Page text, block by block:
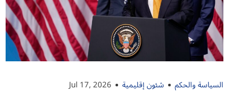
السياسة والحكم شئون إقليمية Jul 17, 2026